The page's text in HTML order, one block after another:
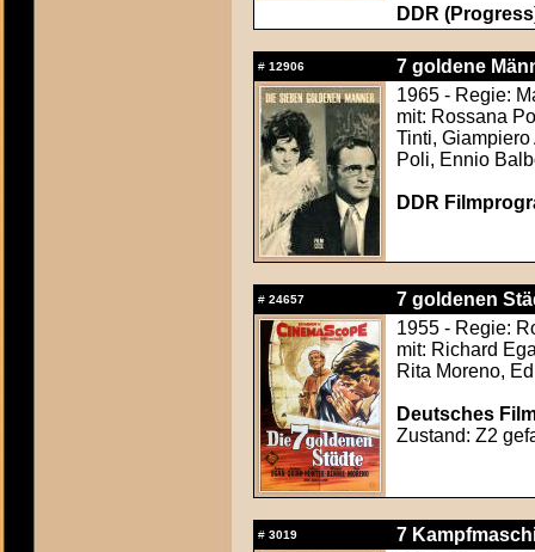
DDR
# 12906
7 goldene
1965 - Regie:
mit: Rossana
Tinti,
Poli, Ennio
DDR
# 24657
7 goldenen
1955 - Regie:
mit: Richard
Rita Moreno,
Deutsches
Zustand: Z2
# 3019
7